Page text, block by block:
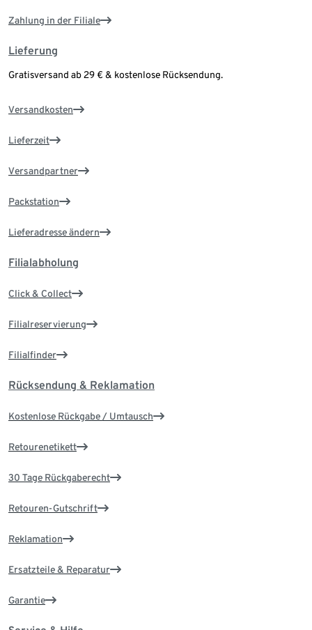
Zahlung in der Filiale
Lieferung
Gratisversand ab 29 € & kostenlose Rücksendung.
Versandkosten
Lieferzeit
Versandpartner
Packstation
Lieferadresse ändern
Filialabholung
Click & Collect
Filialreservierung
Filialfinder
Rücksendung & Reklamation
Kostenlose Rückgabe / Umtausch
Retourenetikett
30 Tage Rückgaberecht
Retouren-Gutschrift
Reklamation
Ersatzteile & Reparatur
Garantie